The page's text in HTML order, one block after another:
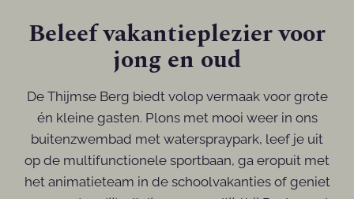
Beleef vakantieplezier voor
jong en oud
De Thijmse Berg biedt volop vermaak voor grote
én kleine gasten. Plons met mooi weer in ons
buitenzwembad met waterspraypark, leef je uit
op de multifunctionele sportbaan, ga eropuit met
het animatieteam in de schoolvakanties of geniet